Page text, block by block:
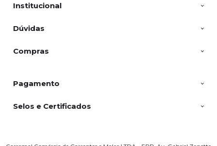
Institucional
Dúvidas
Compras
Pagamento
Selos e Certificados